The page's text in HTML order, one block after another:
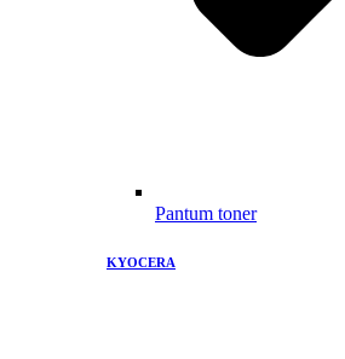
Pantum toner
KYOCERA